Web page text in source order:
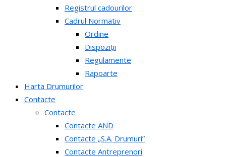
Registrul cadourilor
Cadrul Normativ
Ordine
Dispoziții
Regulamente
Rapoarte
Harta Drumurilor
Contacte
Contacte
Contacte AND
Contacte „S.A. Drumuri”
Contacte Antreprenori